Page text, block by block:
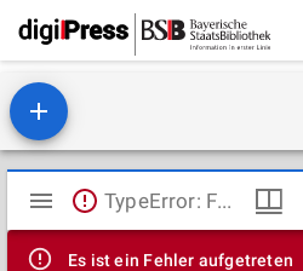
Mirador
Viewer
TypeError: Failed to fetch
Es ist ein Fehler aufgetreten